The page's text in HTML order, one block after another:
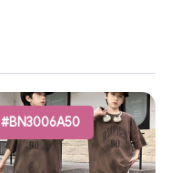
#BN3006A50